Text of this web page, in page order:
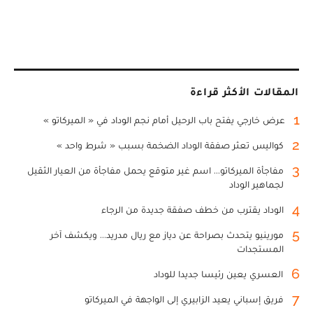
المقالات الأكثر قراءة
1 عرض خارجي يفتح باب الرحيل أمام نجم الوداد في « الميركاتو »
2 كواليس تعثر صفقة الوداد الضخمة بسبب « شرط واحد »
3
مفاجأة الميركاتو... اسم غير متوقع يحمل مفاجأة من العيار الثقيل
لجماهير الوداد
4 الوداد يقترب من خطف صفقة جديدة من الرجاء
5
مورينيو يتحدث بصراحة عن دياز مع ريال مدريد... ويكشف آخر
المستجدات
6 العسري يعين رئيسا جديدا للوداد
7 فريق إسباني يعيد الزابيري إلى الواجهة في الميركاتو